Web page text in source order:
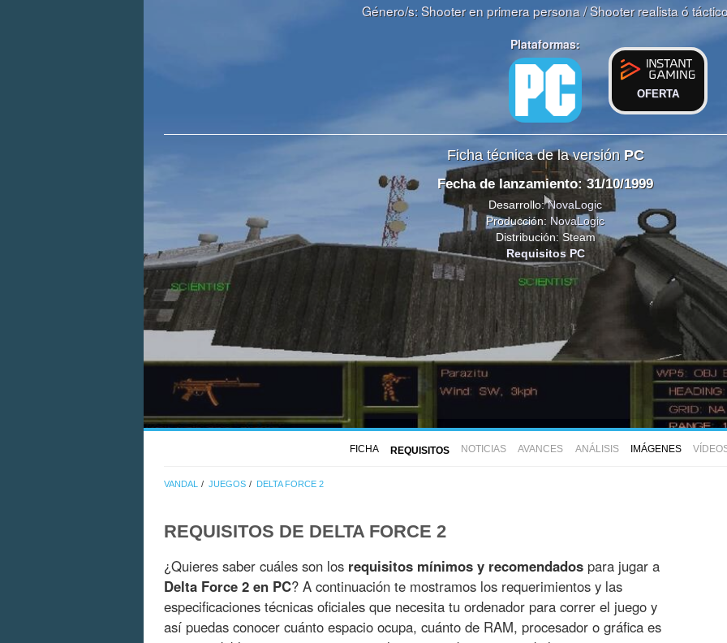
Género/s:Shooter en primera persona/Shooter realista ó
Plataformas:
OFERTA
Ficha técnica de la versión PC
Fecha de lanzamiento: 31/10/1999
Desarrollo:NovaLogic
Producción: NovaLogic
Distribución: Steam
Requisitos PC
FICHA REQUISITOS NOTICIAS AVANCES ANÁLISIS IMÁGENES
VANDAL JUEGOS DELTA FORCE 2
REQUISITOS DE DELTA FORCE 2
¿Quieres saber cuáles son los requisitos mínimos y recomendados para jugar a
Delta Force 2 en PC? A continuación te mostramos los requerimientos y las
especificaciones técnicas oficiales que necesita tu ordenador para correr el juego y
así puedas conocer cuánto espacio ocupa, cuánto de RAM, procesador o gráfica es